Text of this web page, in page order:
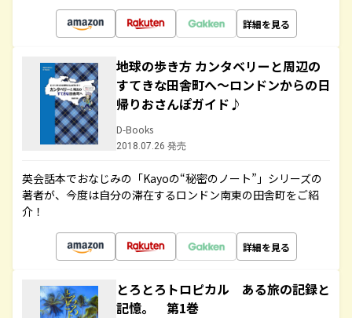
詳細を見る
地球の歩き方 カンタベリーと周辺の
すてきな田舎町へ～ロンドンからの日
帰りおさんぽガイド♪
D-Books
2018.07.26 発売
英会話本でおなじみの「Kayoの“秘密のノート”」シリーズの
著者が、今度は自分の滞在するロンドン南東の田舎町をご紹
介！
詳細を見る
とろとろトロピカル ある旅の記録と
記憶。 第1巻